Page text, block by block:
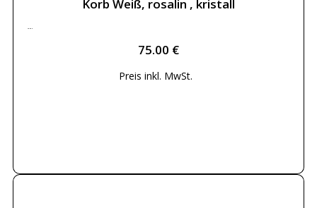
Korb Weiß, rosalin , kristall
75.00 €
75.00 €
Preis inkl. MwSt.